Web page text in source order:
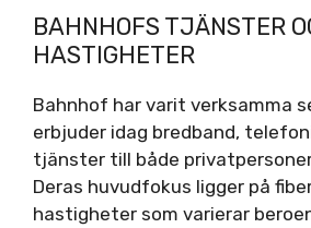
BAHNHOFS TJÄNSTER
HASTIGHETER
Bahnhof har varit verksamma
erbjuder idag bredband,
tjänster till både
Deras huvudfokus ligger på
hastigheter som varierar